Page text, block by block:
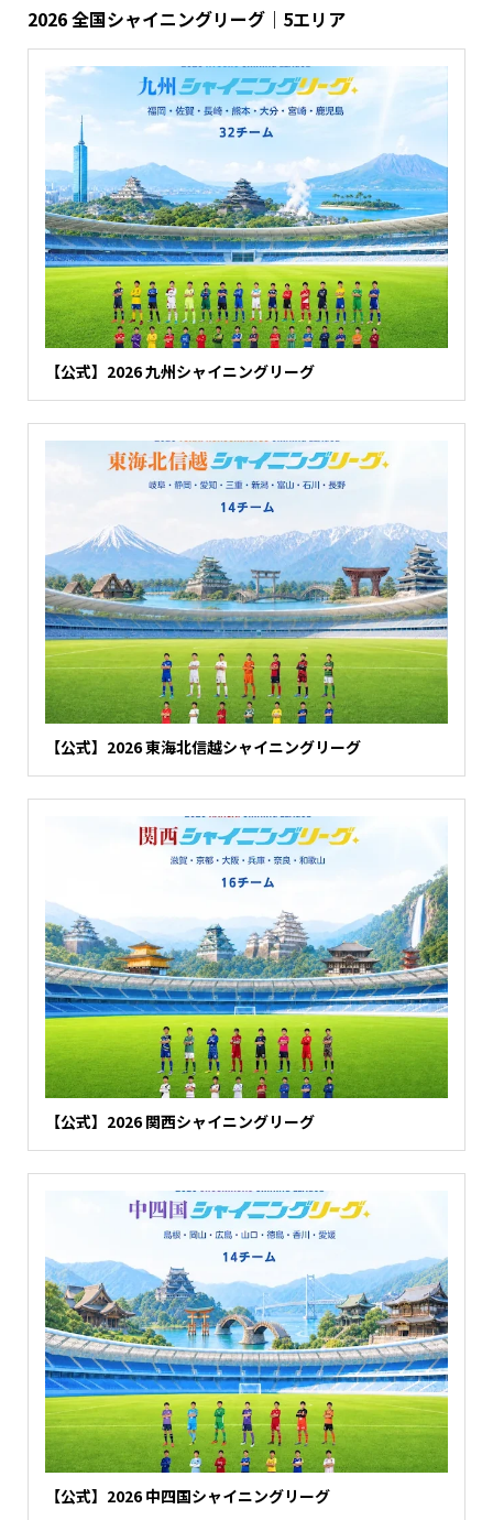
2026 全国シャイニングリーグ｜5エリア
【公式】2026 九州シャイニングリーグ
【公式】2026 東海北信越シャイニングリーグ
【公式】2026 関西シャイニングリーグ
【公式】2026 中四国シャイニングリーグ